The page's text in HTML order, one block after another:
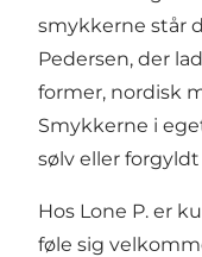
smykkerne står
Pedersen, der
former, nordisk
Smykkerne i
sølv eller
Hos Lone P. er
føle sig